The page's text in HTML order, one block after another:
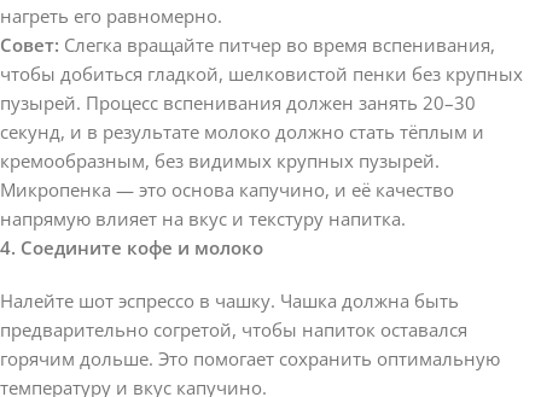
нагреть его равномерно.
Совет: Слегка вращайте питчер во время вспенивания,
чтобы добиться гладкой, шелковистой пенки без крупных
пузырей. Процесс вспенивания должен занять 20–30
секунд, и в результате молоко должно стать тёплым и
кремообразным, без видимых крупных пузырей.
Микропенка — это основа капучино, и её качество
напрямую влияет на вкус и текстуру напитка.
4. Соедините кофе и молоко
Налейте шот эспрессо в чашку. Чашка должна быть
предварительно согретой, чтобы напиток оставался
горячим дольше. Это помогает сохранить оптимальную
температуру и вкус капучино.